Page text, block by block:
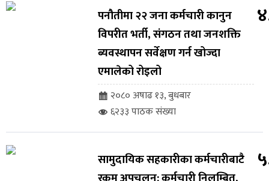
पनौतीमा २२ जना कर्मचारी कानुन
विपरीत भर्ती, संगठन तथा जनशक्ति
ब्यवस्थापन सर्वेक्षण गर्न खोज्दा
एमालेको रोइलो
२०८० अषाढ १३, बुधबार
६२३३ पाठक संख्या
सामुदायिक सहकारीका कर्मचारीबाटै